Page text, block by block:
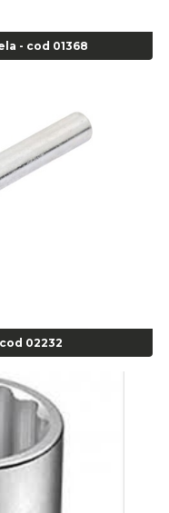
02558
pol - cod 00977
00892
- Gedore - Cod 02174
A2 - Cod 00894
- Gedore A21 - Cod 00895
Gedore - Cod 02008
- cod 01368
02232